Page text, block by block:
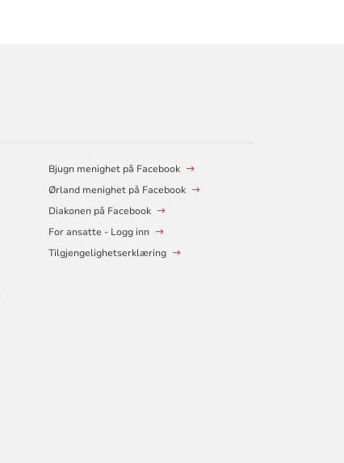
Bjugn menighet på Facebook
Ørland menighet på Facebook
Diakonen på Facebook
For ansatte - Logg inn
Tilgjengelighetserklæring